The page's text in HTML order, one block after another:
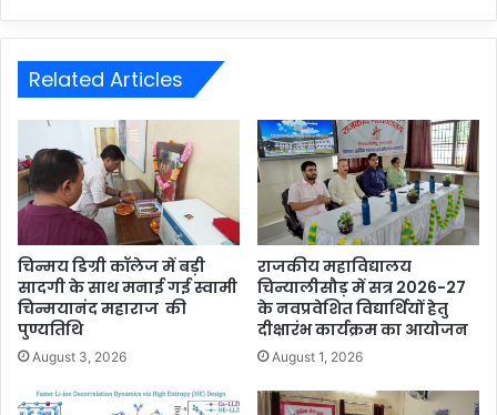
Related Articles
चिन्मय डिग्री कॉलेज में बड़ी
सादगी के साथ मनाई गई स्वामी
चिन्मयानंद महाराज की
पुण्यतिथि
August 3, 2026
राजकीय महाविद्यालय
चिन्यालीसौड़ में सत्र 2026-27
के नवप्रवेशित विद्यार्थियों हेतु
दीक्षारंभ कार्यक्रम का आयोजन
August 1, 2026